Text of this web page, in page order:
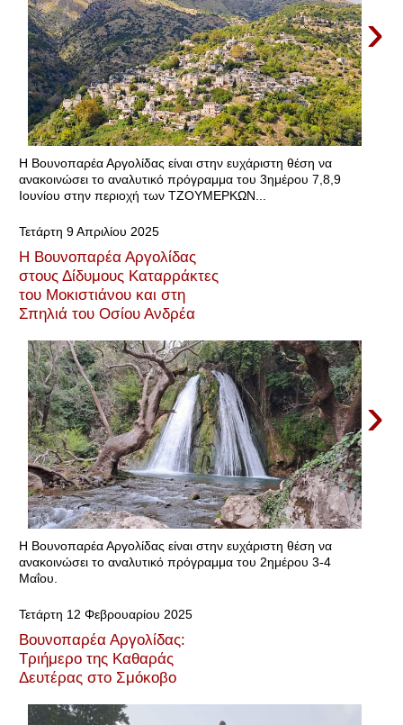
›
Η Βουνοπαρέα Αργολίδας είναι στην ευχάριστη θέση να
ανακοινώσει το αναλυτικό πρόγραμμα του 3ημέρου 7,8,9
Ιουνίου στην περιοχή των ΤΖΟΥΜΕΡΚΩΝ...
Τετάρτη 9 Απριλίου 2025
Η Βουνοπαρέα Αργολίδας
στους Δίδυμους Καταρράκτες
του Μοκιστιάνου και στη
Σπηλιά του Οσίου Ανδρέα
›
Η Βουνοπαρέα Αργολίδας είναι στην ευχάριστη θέση να
ανακοινώσει το αναλυτικό πρόγραμμα του 2ημέρου 3-4
Μαΐου.
Τετάρτη 12 Φεβρουαρίου 2025
Βουνοπαρέα Αργολίδας:
Τριήμερο της Καθαράς
Δευτέρας στο Σμόκοβο